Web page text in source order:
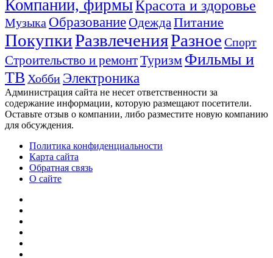
Компании, фирмыКрасота и здоровье
Музыка ОбразованиеОдежда Питание
ПокупкиРазвлеченияРазное Спорт
Строительство и ремонтТуризм Фильмы и
ТВ Хобби Электроника
Администрация сайта не несет ответственности за
содержание информации, которую размещают посетители.
Оставьте отзыв о компании, либо разместите новую компанию
для обсуждения.
Политика конфиденциальности
Карта сайта
Обратная связь
О сайте